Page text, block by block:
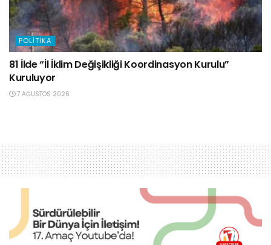
POLITIKA
81 İlde “İl İklim Değişikliği Koordinasyon Kurulu”
Kuruluyor
7 AĞUSTOS 2026